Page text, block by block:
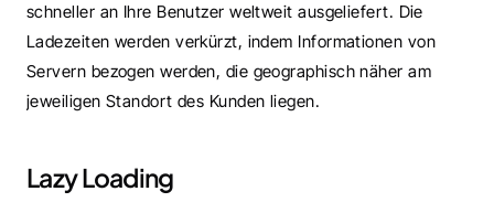
schneller an Ihre Benutzer weltweit ausgeliefert. Die
Ladezeiten werden verkürzt, indem Informationen von
Servern bezogen werden, die geographisch näher am
jeweiligen Standort des Kunden liegen.
Lazy Loading